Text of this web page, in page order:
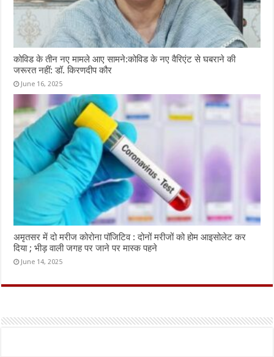
कोविड के तीन नए मामले आए सामने:कोविड के नए वैरिएंट से घबराने की
जरूरत नहीं: डॉ. किरणदीप कौर
June 16, 2025
अमृतसर में दो मरीज कोरोना पॉजिटिव : दोनों मरीजों को होम आइसोलेट कर
दिया ; भीड़ वाली जगह पर जाने पर मास्क पहने
June 14, 2025